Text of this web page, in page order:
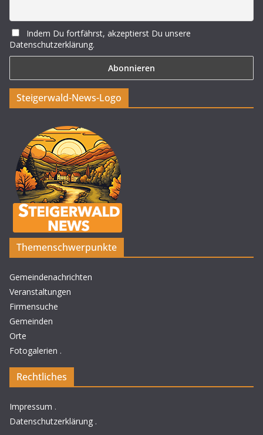
Indem Du fortfährst, akzeptierst Du unsere
Datenschutzerklärung.
Steigerwald-News-Logo
Themenschwerpunkte
Gemeindenachrichten
Veranstaltungen
Firmensuche
Gemeinden
Orte
Fotogalerien .
Rechtliches
Impressum .
Datenschutzerklärung .